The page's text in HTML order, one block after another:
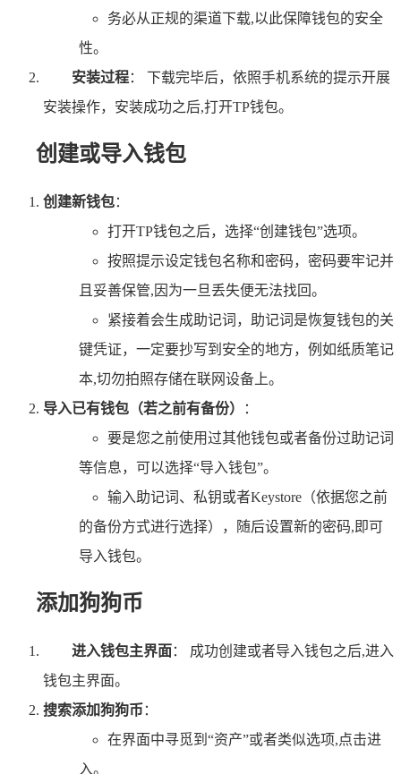
务必从正规的渠道下载,以此保障钱包的安全
性。
安装过程： 下载完毕后，依照手机系统的提示开展
安装操作，安装成功之后,打开TP钱包。
创建或导入钱包
创建新钱包：
打开TP钱包之后，选择“创建钱包”选项。
按照提示设定钱包名称和密码，密码要牢记并
且妥善保管,因为一旦丢失便无法找回。
紧接着会生成助记词，助记词是恢复钱包的关
键凭证，一定要抄写到安全的地方，例如纸质笔记
本,切勿拍照存储在联网设备上。
导入已有钱包（若之前有备份）
：
要是您之前使用过其他钱包或者备份过助记词
等信息，可以选择“导入钱包”。
输入助记词、私钥或者Keystore（依据您之前
的备份方式进行选择），随后设置新的密码,即可
导入钱包。
添加狗狗币
进入钱包主界面： 成功创建或者导入钱包之后,进入
钱包主界面。
搜索添加狗狗币 ：
在界面中寻觅到“资产”或者类似选项,点击进
入。